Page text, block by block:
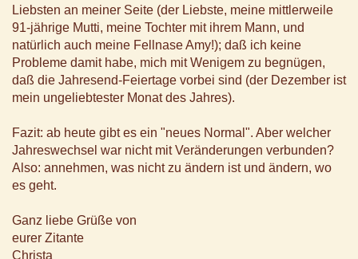
Liebsten an meiner Seite (der Liebste, meine mittlerweile
91-jährige Mutti, meine Tochter mit ihrem Mann, und
natürlich auch meine Fellnase Amy!); daß ich keine
Probleme damit habe, mich mit Wenigem zu begnügen,
daß die Jahresend-Feiertage vorbei sind (der Dezember ist
mein ungeliebtester Monat des Jahres).
Fazit: ab heute gibt es ein "neues Normal". Aber welcher
Jahreswechsel war nicht mit Veränderungen verbunden?
Also: annehmen, was nicht zu ändern ist und ändern, wo
es geht.
Ganz liebe Grüße von
eurer Zitante
Christa